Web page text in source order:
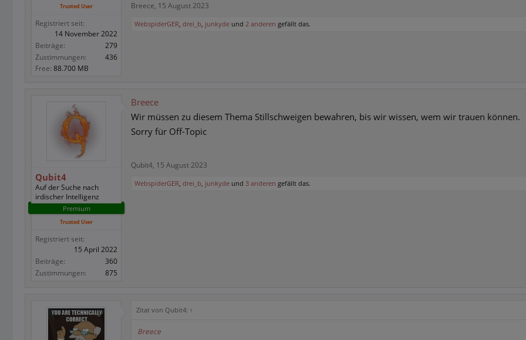
Trusted User
Registriert seit:
14 November 2022
Beiträge:
279
Zustimmungen:
436
Free: 88.700 MB
Breece, 15 August 2023
WebspiderGER, drei_b, junkyde und 2 anderen gefällt das.
Qubit4
Auf der Suche nach
irdischer Intelligenz
Premium
Trusted User
Registriert seit:
15 April 2022
Beiträge:
360
Zustimmungen:
875
Breece
Wir müssen zu diesem Thema Stillschweigen bewahren, bis wir wissen, wem wir trauen können.
Sorry für Off-Topic
Qubit4, 15 August 2023
WebspiderGER, drei_b, junkyde und 3 anderen gefällt das.
Zitat von Qubit4: ↑
Breece